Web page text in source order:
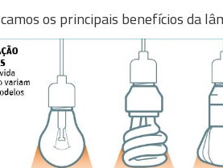
os principais benefícios da